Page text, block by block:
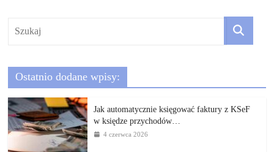
Ostatnio dodane wpisy:
Jak automatycznie księgować faktury z KSeF
w księdze przychodów…
4 czerwca 2026